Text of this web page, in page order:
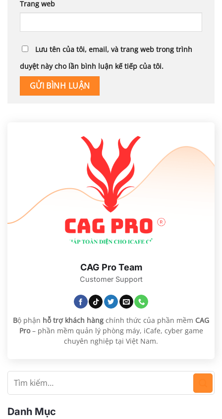
Trang web
Lưu tên của tôi, email, và trang web trong trình
duyệt này cho lần bình luận kế tiếp của tôi.
CAG Pro Team
Customer Support
Bộ phận hỗ trợ khách hàng chính thức của phần mềm CAG
Pro– phần mềm quản lý phòng máy, iCafe, cyber game
chuyên nghiệp tại Việt Nam.
Danh Mục